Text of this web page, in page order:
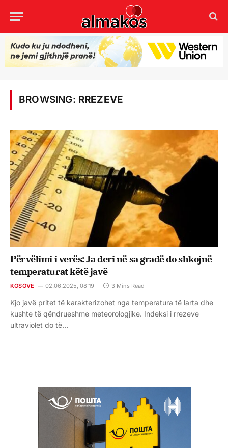
BROWSING: RREZEVE
Përvëlimi i verës: Ja deri në sa gradë do shkojnë
temperaturat këtë javë
KOSOVË 02.06.2025, 08:19 3 Mins Read
Kjo javë pritet të karakterizohet nga temperatura të larta dhe
kushte të qëndrueshme meteorologjike. Indeksi i rrezeve
ultraviolet do të…